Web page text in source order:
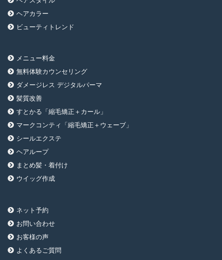
ヘアカラー
ビューティトレンド
メニュー料金
無料体験カウンセリング
ダメージレス デジタルパーマ
髪質改善
すとかる「縮毛矯正＋カール」
マークコンティ「縮毛矯正＋ウェーブ」
シールエクステ
ヘアループ
まとめ髪・着付け
ウイッグ作成
ネット予約
お問い合わせ
お客様の声
よくあるご質問